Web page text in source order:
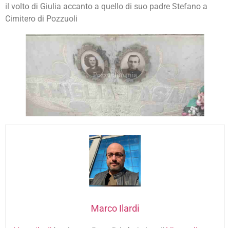
il volto di Giulia accanto a quello di suo padre Stefano a
Cimitero di Pozzuoli
Marco Ilardi